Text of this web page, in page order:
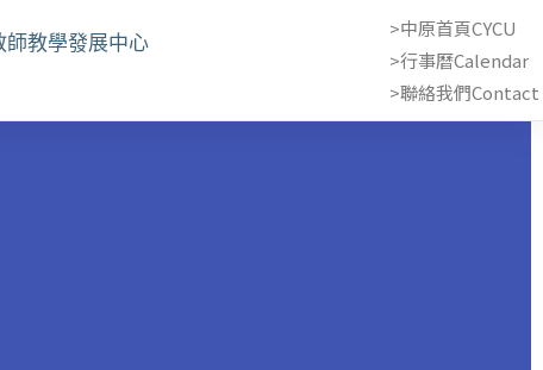
師教學發展中心
>中原首頁CYCU
>行事曆Calendar
>聯絡我們Contact